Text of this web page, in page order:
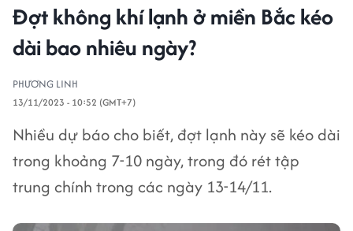
Đợt không khí lạnh ở miền Bắc kéo
dài bao nhiêu ngày?
PHƯƠNG LINH
13/11/2023 - 10:52 (GMT+7)
Nhiều dự báo cho biết, đợt lạnh này sẽ kéo dài
trong khoảng 7-10 ngày, trong đó rét tập
trung chính trong các ngày 13-14/11.